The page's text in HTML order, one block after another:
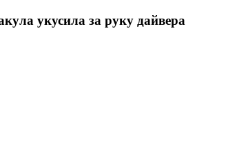
укусила за руку дайвера